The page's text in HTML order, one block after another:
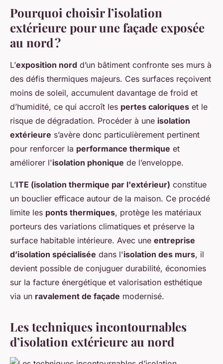
Pourquoi choisir l’isolation
extérieure pour une façade exposée
au nord ?
L’exposition nord d’un bâtiment confronte ses murs à
des défis thermiques majeurs. Ces surfaces reçoivent
moins de soleil, accumulent davantage de froid et
d’humidité, ce qui accroît les pertes caloriques et le
risque de dégradation. Procéder à une isolation
extérieure s’avère donc particulièrement pertinent
pour renforcer la performance thermique et
améliorer l'isolation phonique de l’enveloppe.
L’ITE (isolation thermique par l'extérieur) constitue
un bouclier efficace autour de la maison. Ce procédé
limite les ponts thermiques, protège les matériaux
porteurs des variations climatiques et préserve la
surface habitable intérieure. Avec une entreprise
d’isolation spécialisée dans l'isolation des murs, il
devient possible de conjuguer durabilité, économies
sur la facture énergétique et valorisation esthétique
via un ravalement de façade modernisé.
Les techniques incontournables
d’isolation extérieure au nord